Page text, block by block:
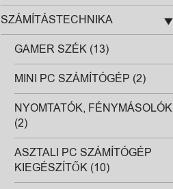
SZÁMÍTÁSTECHNIKA
GAMER SZÉK (13)
MINI PC SZÁMÍTÓGÉP (2)
NYOMTATÓK, FÉNYMÁSOLÓK
(2)
ASZTALI PC SZÁMÍTÓGÉP
KIEGÉSZÍTŐK (10)